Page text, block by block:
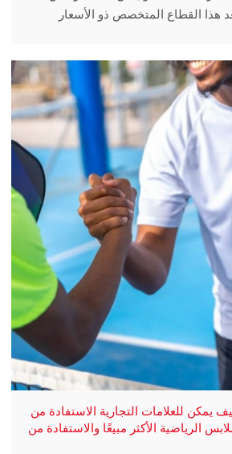
هذا القطاع المتخصص ذو الأسعار
يمكن للعلامات التجارية الاستفادة من
الرياضية الأكثر مبيعًا والاستفادة من